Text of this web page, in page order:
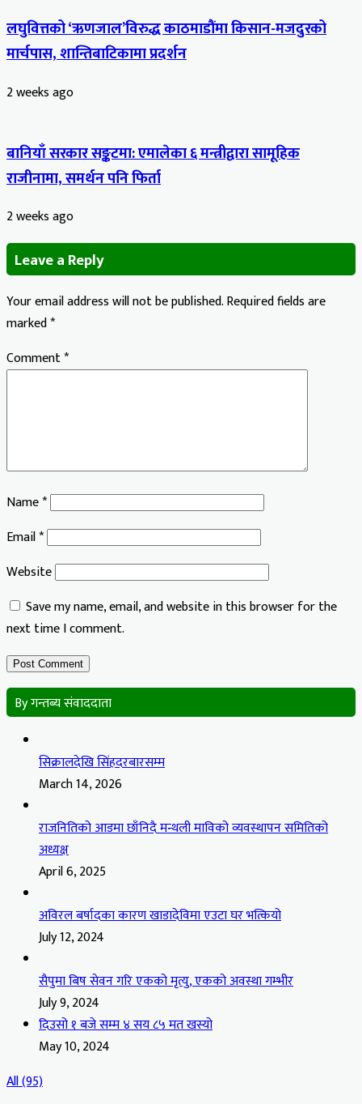
लघुवित्तको ‘ऋणजाल’विरुद्ध काठमाडौंमा किसान-मजदुरको
मार्चपास, शान्तिबाटिकामा प्रदर्शन
2 weeks ago
बानियाँ सरकार सङ्कटमा: एमालेका ६ मन्त्रीद्वारा सामूहिक
राजीनामा, समर्थन पनि फिर्ता
2 weeks ago
Leave a Reply
Your email address will not be published.Required fields are
marked*
Comment*
Name*
Email*
Website
Save my name, email, and website in this browser for the
next time I comment.
By गन्तब्य संवाददाता
सिक्रालदेखि सिंहदरबारसम्म
March 14, 2026
राजनितिको आडमा छाँनिदै मन्थली माविको व्यवस्थापन समितिको
अध्यक्ष
April 6, 2025
अविरल बर्षादका कारण खाडादेविमा एउटा घर भत्कियो
July 12, 2024
सैपुमा बिष सेवन गरि एकको मृत्यु, एकको अवस्था गम्भीर
July 9, 2024
दिउसो १ बजे सम्म ४ सय ८५ मत खस्यो
May 10, 2024
All (95)